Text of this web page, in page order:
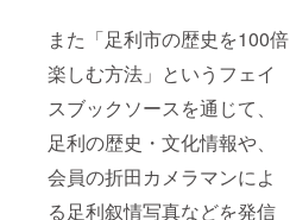
また「足利市の歴史を100倍
楽しむ方法」というフェイ
スブックソースを通じて、
足利の歴史・文化情報や、
会員の折田カメラマンによ
る足利叙情写真などを発信